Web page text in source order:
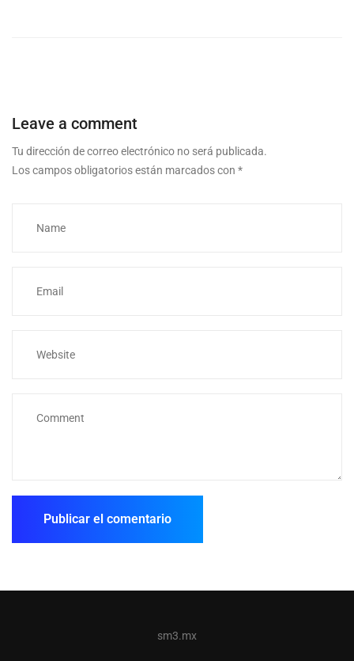
Leave a comment
Tu dirección de correo electrónico no será publicada.
Los campos obligatorios están marcados con *
sm3.mx